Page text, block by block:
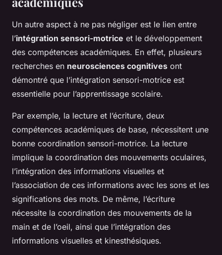
Un autre aspect à ne pas négliger est le lien entre
l’intégration sensori-motrice et le développement
des compétences académiques. En effet, plusieurs
recherches en neurosciences cognitives ont
démontré que l’intégration sensori-motrice est
essentielle pour l’apprentissage scolaire.
Par exemple, la lecture et l’écriture, deux
compétences académiques de base, nécessitent une
bonne coordination sensori-motrice. La lecture
implique la coordination des mouvements oculaires,
l’intégration des informations visuelles et
l’association de ces informations avec les sons et les
significations des mots. De même, l’écriture
nécessite la coordination des mouvements de la
main et de l’oeil, ainsi que l’intégration des
informations visuelles et kinesthésiques.